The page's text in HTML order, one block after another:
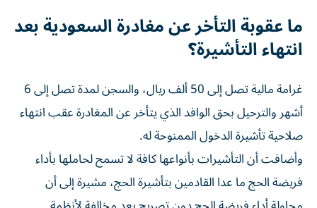
ما عقوبة التأخر عن مغادرة السعودية بعد
انتهاء التأشيرة؟
غرامة مالية تصل إلى 50 ألف ريال، والسجن لمدة تصل إلى 6
أشهر والترحيل بحق الوافد الذي يتأخر عن المغادرة عقب انتهاء
صلاحية تأشيرة الدخول الممنوحة له.
وأضافت أن التأشيرات بأنواعها كافة لا تسمح لحاملها بأداء
فريضة الحج ما عدا القادمين بتأشيرة الحج، مشيرة إلى أن